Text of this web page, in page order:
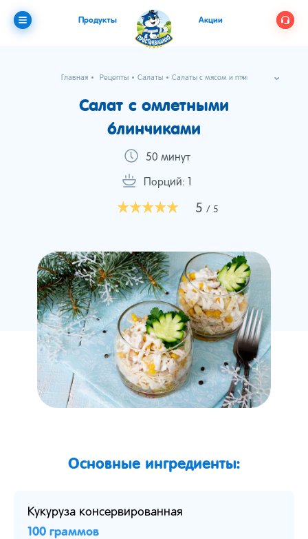
Продукты Акции
Главная Рецепты Салаты
Салаты с мясом и птицей
Салат с омлетными
блинчиками
50 минут
Порций: 1
5 / 5
Основные ингредиенты:
Кукуруза консервированная
100 граммов